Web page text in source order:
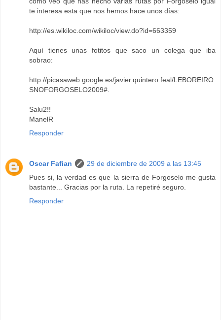
te interesa esta que nos hemos hace unos días:
http://es.wikiloc.com/wikiloc/view.do?id=663359
Aquí tienes unas fotitos que saco un colega que iba
sobrao:
http://picasaweb.google.es/javier.quintero.feal/LEBOREIRO
SNOFORGOSELO2009#
Salu2!!
ManelR
Responder
Oscar Fafian
29 de diciembre de 2009 a las 13:45
Pues si, la verdad es que la sierra de Forgoselo me gusta
bastante... Gracias por la ruta. La repetiré seguro.
Responder